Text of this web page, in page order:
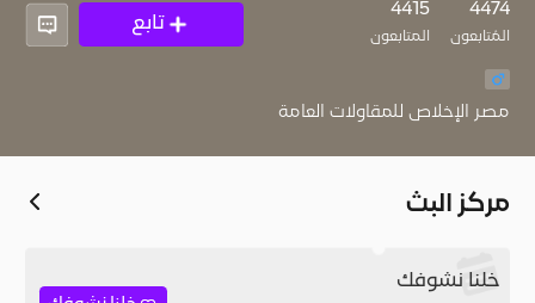
4474
المُتابعون
4415
المتابعون
تابع
مصر الإخلاص للمقاولات العامة
مركز البث
خلنا نشوفك